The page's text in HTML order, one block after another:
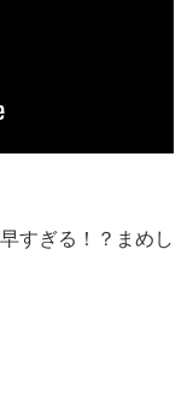
すぎる！？まめし